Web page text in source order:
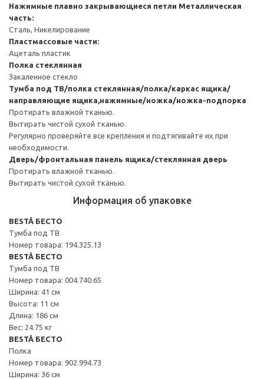
Нажимные плавно закрывающиеся петли Металлическая
часть:
Сталь, Никелирование
Пластмассовые части:
Ацеталь пластик
Полка стеклянная
Закаленное стекло
Тумба под ТВ/полка стеклянная/полка/каркас ящика/
направляющие ящика,нажимные/ножка/ножка-подпорка
Протирать влажной тканью.
Вытирать чистой сухой тканью.
Регулярно проверяйте все крепления и подтягивайте их при
необходимости.
Дверь/фронтальная панель ящика/стеклянная дверь
Протирать влажной тканью.
Вытирать чистой сухой тканью.
Информация об упаковке
BESTÅ БЕСТО
Тумба под ТВ
Номер товара: 194.325.13
BESTÅ БЕСТО
Тумба под ТВ
Номер товара: 004.740.65
Ширина: 41 см
Высота: 11 см
Длина: 186 см
Вес: 24.75 кг
BESTÅ БЕСТО
Полка
Номер товара: 902.994.73
Ширина: 36 см